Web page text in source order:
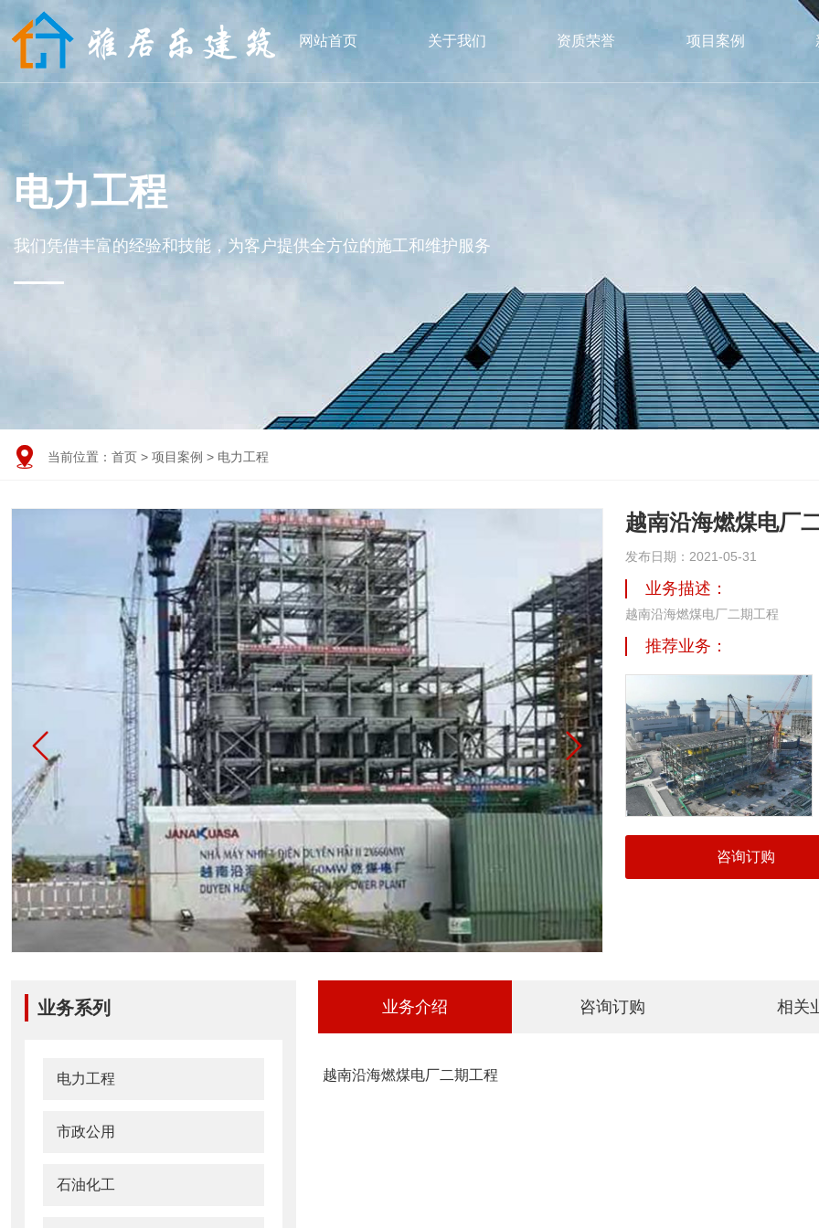
网站首页 关于我们 资质荣誉 项目案例
电力工程
我们凭借丰富的经验和技能，为客户提供全方位的施工和维护服务
 当前位置： 首页 > 项目案例 > 电力工程


越南沿海燃煤电厂
发布日期：2021-05-31
业务描述：
越南沿海燃煤电厂二期工程
推荐业务：
咨询订购
业务系列
电力工程
市政公用
石油化工
业务介绍 咨询订购 相关
越南沿海燃煤电厂二期工程